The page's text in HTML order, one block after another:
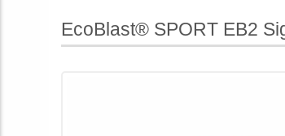
EcoBlast® SPORT EB2